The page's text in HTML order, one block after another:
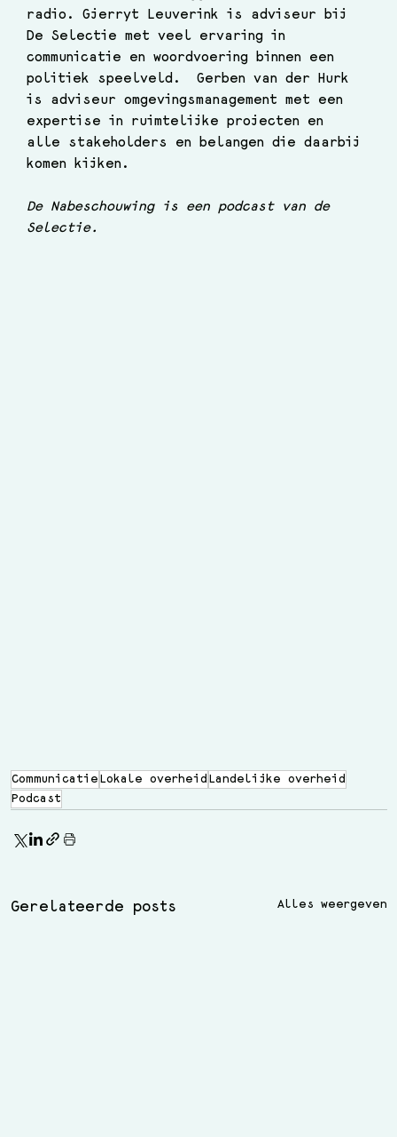
radio. Gjerryt Leuverink is adviseur bij
De Selectie met veel ervaring in
communicatie en woordvoering binnen een
politiek speelveld.  Gerben van der Hurk
is adviseur omgevingsmanagement met een
expertise in ruimtelijke projecten en
alle stakeholders en belangen die daarbij
komen kijken.
De Nabeschouwing is een podcast van de
Selectie.
Communicatie Lokale overheid Landelijke overheid
Podcast
Gerelateerde posts Alles weergeven